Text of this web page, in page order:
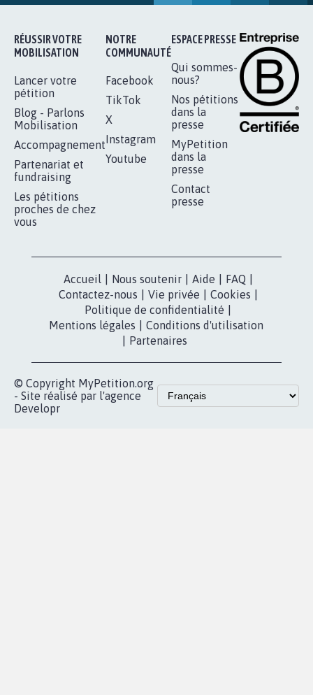
RÉUSSIR VOTRE
MOBILISATION
Lancer votre
pétition
Blog - Parlons
Mobilisation
Accompagnement
Partenariat et
fundraising
Les pétitions
proches de chez
vous
NOTRE
COMMUNAUTÉ
Facebook
TikTok
X
Instagram
Youtube
ESPACE PRESSE
Qui sommes-
nous?
Nos pétitions
dans la
presse
MyPetition
dans la
presse
Contact
presse
Accueil Nous soutenir Aide FAQ
Contactez-nous
Vie privée Cookies
Politique de confidentialité
Mentions légales
Conditions d'utilisation
Partenaires
© Copyright MyPetition.org
- Site réalisé par l'agence
Developr